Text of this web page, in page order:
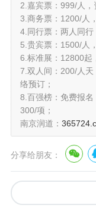
2.嘉宾票：999/人，
3.商务票：1200/人
4.同行票：两人同行
5.贵宾票：1500/人
6.标准展：12800起
7.双人间：200/人
络预订；
8.百强榜：免费报
300/项；
南京润道：
分享给朋友：